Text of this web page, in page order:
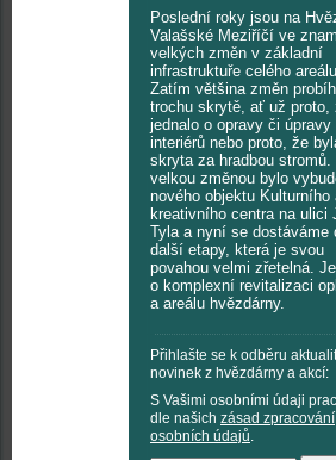
Poslední roky jsou na
Valašské Meziříčí ve
velkých změn v základní
infrastruktuře celého
Zatím většina změn
trochu skrytě, ať už proto,
jednalo o opravy či úpravy
interiérů nebo proto, že
skryta za hradbou stromů.
velkou změnou bylo
nového objektu Kulturního
kreativního centra na ulici
Tyla a nyní se dostáváme
další etapy, která je svou
povahou velmi zřetelná.
o komplexní revitalizaci
a areálu hvězdárny.
Přihlašte se k odběru
novinek z hvězdárny a akcí:
S Vašimi osobními údaji
dle našich zásad zpracování
osobních údajů.